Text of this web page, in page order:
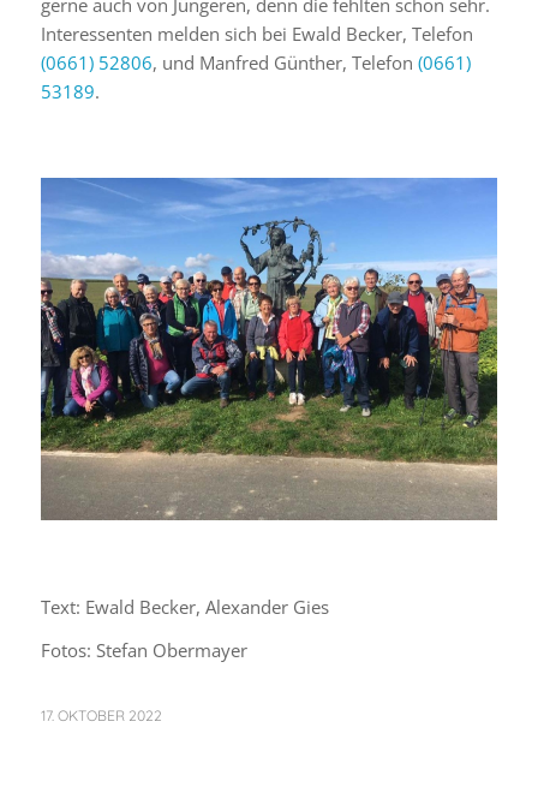
gerne auch von Jüngeren, denn die fehlten schon sehr.
Interessenten melden sich bei Ewald Becker, Telefon
(0661) 52806, und Manfred Günther, Telefon (0661)
53189.
Text: Ewald Becker, Alexander Gies
Fotos: Stefan Obermayer
17. OKTOBER 2022